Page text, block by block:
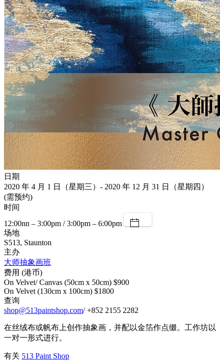
日期
2020 年 4 月 1 日（星期三）- 2020 年 12 月 31 日（星期四）
(需预约)
时间
12:00nn – 3:00pm / 3:00pm – 6:00pm
场地
S513, Staunton
主办
大师抽象画班
费用 (港币)
On Velvet/ Canvas (50cm x 50cm) $900
On Velvet (130cm x 100cm) $1800
查询
shop@513paintshop.com/ +852 2155 2282
在丝绒布或帆布上创作抽象画，并配以金箔作点缀。工作坊以
一对一形式进行。
有关 513 Paint Shop